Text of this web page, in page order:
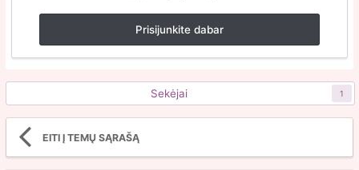
Prisijunkite dabar
Sekėjai 1
EITI Į TEMŲ SĄRAŠĄ